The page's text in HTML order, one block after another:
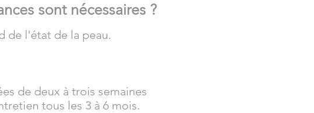
sont nécessaires ?
de l'état de la peau.
de deux à trois semaines
tous les 3 à 6 mois.